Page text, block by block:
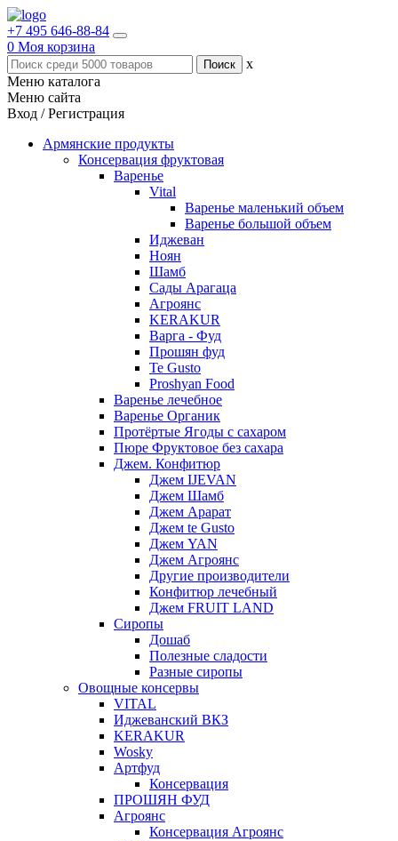
+7 495 646-88-84
0 Моя корзина
x
Меню каталога
Меню сайта
Вход / Регистрация
Армянские продукты
Консервация фруктовая
Варенье
Vital
Варенье маленький объем
Варенье большой объем
Иджеван
Ноян
Шамб
Сады Арагаца
Агроянс
KERAKUR
Варга - Фуд
Прошян фуд
Te Gusto
Proshyan Food
Варенье лечебное
Варенье Органик
Протёртые Ягоды с сахаром
Пюре Фруктовое без сахара
Джем. Конфитюр
Джем IJEVAN
Джем Шамб
Джем Арарат
Джем te Gusto
Джем YAN
Джем Агроянс
Другие производители
Конфитюр лечебный
Джем FRUIT LAND
Сиропы
Дошаб
Полезные сладости
Разные сиропы
Овощные консервы
VITAL
Иджеванский ВКЗ
KERAKUR
Wosky
Артфуд
Консервация
ПРОШЯН ФУД
Агроянс
Консервация Агроянс